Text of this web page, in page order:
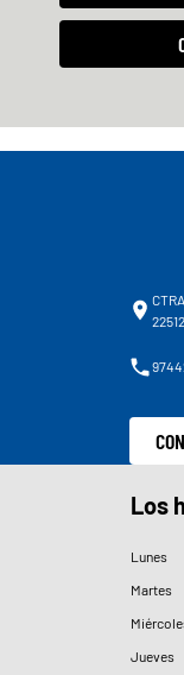
Los
Lunes
Martes
Jueves